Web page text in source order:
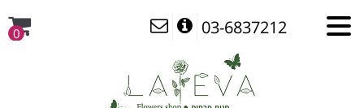
03-6837212
0